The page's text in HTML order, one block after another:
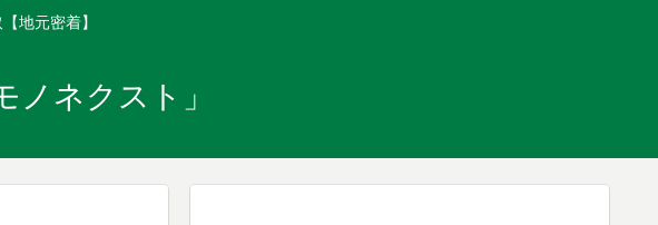
地元密着】
ノネクスト」